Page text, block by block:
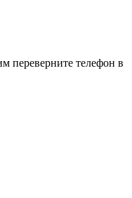
переверните телефон в